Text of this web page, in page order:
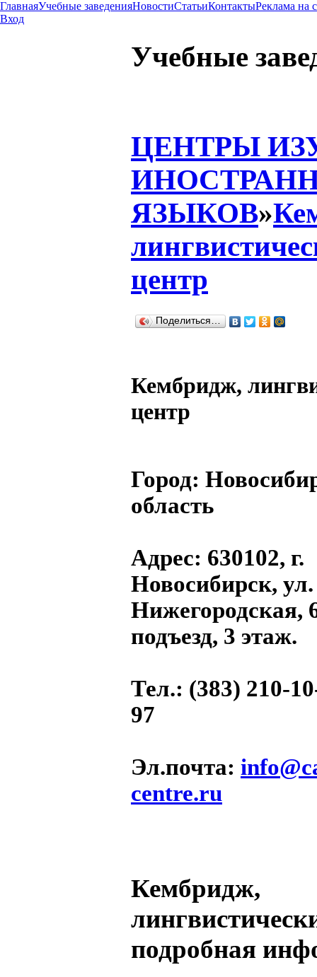
ГлавнаяУчебные заведенияНовостиСтатьиКонтактыРеклама на
Вход
Учебные
ЦЕНТРЫ
ЯЗЫКОВ»
центр
Поделиться…
Кембридж,
центр
Город:
область
Адрес: 630102, г.
Новосибирск, ул.
Нижегородская,
подъезд, 3 этаж.
Тел.: (383) 210-
97
Эл.почта:
centre.ru
Кембридж,
подробная